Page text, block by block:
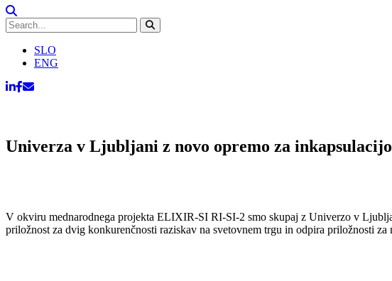
SLO
ENG
Univerza v Ljubljani z novo opremo za
V okviru mednarodnega projekta ELIXIR-SI RI-SI-2 smo skupaj z Univerzo v
priložnost za dvig konkurenčnosti raziskav na svetovnem trgu in odpira priložnosti za